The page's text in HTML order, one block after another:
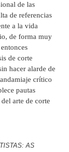
de las
de referencias
a la vida
de forma muy
de corte
hacer alarde de
crítico
pautas
arte de corte
AS